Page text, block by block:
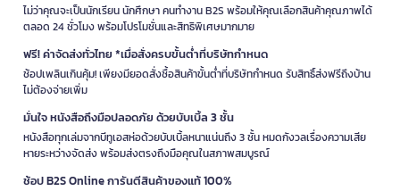
ไม่ว่าคุณจะเป็นนักเรียน นักศึกษา คนทำงาน B2S พร้อมให้คุณเลือกสินค้าคุณภาพได้
ตลอด 24 ชั่วโมง พร้อมโปรโมชั่นและสิทธิพิเศษมากมาย
ฟรี! ค่าจัดส่งทั่วไทย *เมื่อสั่งครบขั้นต่ำที่บริษัทกำหนด
ช้อปเพลินเกินคุ้ม! เพียงมียอดสั่งซื้อสินค้าขั้นต่ำที่บริษัทกำหนด รับสิทธิ์ส่งฟรีถึงบ้าน
ไม่ต้องจ่ายเพิ่ม
มั่นใจ หนังสือถึงมือปลอดภัย ด้วยบับเบิ้ล 3 ชั้น
หนังสือทุกเล่มจากบีทูเอสห่อด้วยบับเบิ้ลหนาแน่นถึง 3 ชั้น หมดกังวลเรื่องความเสีย
หายระหว่างจัดส่ง พร้อมส่งตรงถึงมือคุณในสภาพสมบูรณ์
ช้อป B2S Online การันตีสินค้าของแท้ 100%